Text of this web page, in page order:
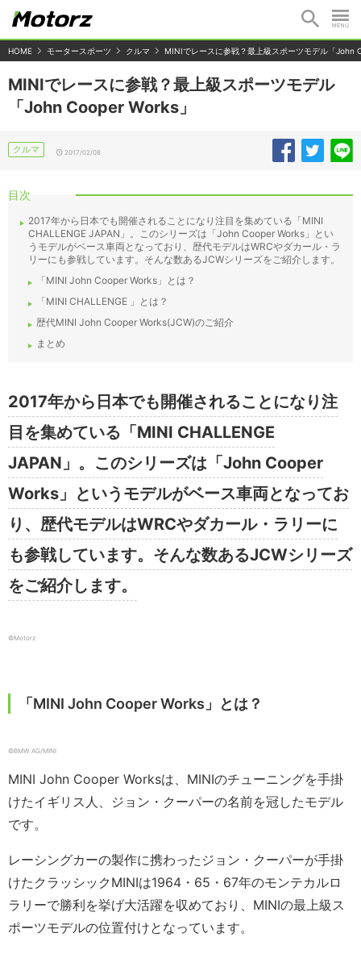
HOME モータースポーツ クルマ MINIでレースに参戦？最上級スポーツモデル「John
MINIでレースに参戦？最上級スポーツモデル
「John Cooper Works」
クルマ 2017/02/08
目次
2017年から日本でも開催されることになり注目を集めている「MINI
CHALLENGE JAPAN」。このシリーズは「John Cooper Works」とい
うモデルがベース車両となっており、歴代モデルはWRCやダカール・ラ
リーにも参戦しています。そんな数あるJCWシリーズをご紹介します。
「MINI John Cooper Works」とは？
「MINI CHALLENGE 」とは？
歴代MINI John Cooper Works(JCW)のご紹介
まとめ
2017年から日本でも開催されることになり注
目を集めている「MINI CHALLENGE
JAPAN」。このシリーズは「John Cooper
Works」というモデルがベース車両となってお
り、歴代モデルはWRCやダカール・ラリーに
も参戦しています。そんな数あるJCWシリーズ
をご紹介します。
©︎Motorz
「MINI John Cooper Works」とは？
©︎BMW AG/MINI
MINI John Cooper Worksは、MINIのチューニングを手掛
けたイギリス人、ジョン・クーパーの名前を冠したモデル
です。
レーシングカーの製作に携わったジョン・クーパーが手掛
けたクラッシックMINIは1964・65・67年のモンテカルロ
ラリーで勝利を挙げ大活躍を収めており、MINIの最上級ス
ポーツモデルの位置付けとなっています。